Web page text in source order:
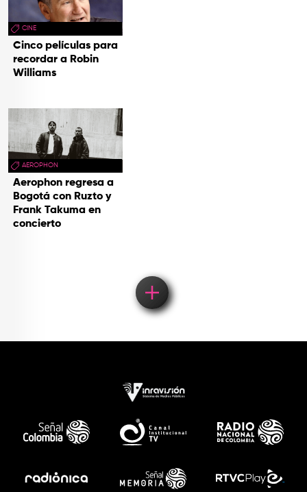
CINE
Cinco películas para
recordar a Robin
Williams
AEROPHON
Aerophon regresa a
Bogotá con Ruzto y
Frank Takuma en
concierto